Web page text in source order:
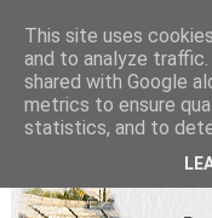
This site uses
and to analyze traffic.
shared with Google
metrics to ensure
statistics, and to